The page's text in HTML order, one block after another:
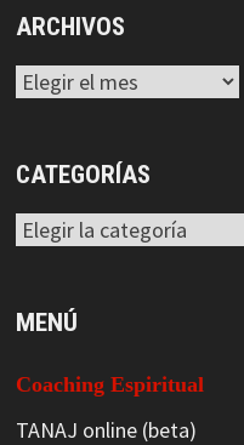
ARCHIVOS
Archivos
CATEGORÍAS
Categorías
MENÚ
Coaching Espiritual
TANAJ online (beta)